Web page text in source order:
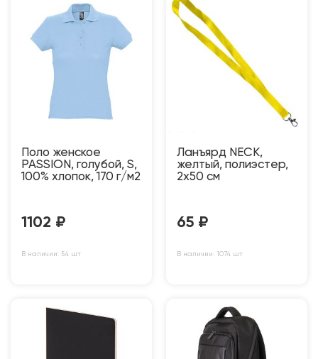
Поло женское
PASSION, голубой, S,
100% хлопок, 170 г/м2
1102 ₽
В наличии: 54 шт
Ланъярд NECK,
желтый, полиэстер,
2х50 см
65 ₽
В наличии: 1074 шт